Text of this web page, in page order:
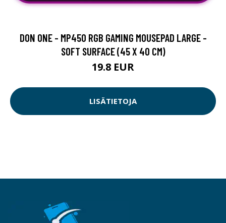
DON ONE - MP450 RGB GAMING MOUSEPAD LARGE -
SOFT SURFACE (45 X 40 CM)
19.8 EUR
LISÄTIETOJA